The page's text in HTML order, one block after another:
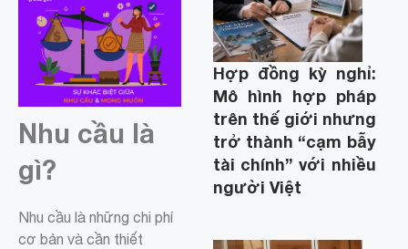
Nhu cầu là
gì?
Nhu cầu là những chi phí
cơ bản và cần thiết
Hợp đồng kỳ nghỉ:
Mô hình hợp pháp
trên thế giới nhưng
trở thành “cạm bẫy
tài chính” với nhiều
người Việt